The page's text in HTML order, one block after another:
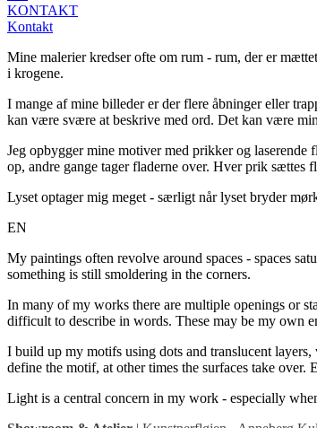
KONTAKT
Kontakt
Mine malerier kredser ofte om rum - rum, der er
i krogene.
I mange af mine billeder er der flere åbninger eller
kan være svære at beskrive med ord. Det kan være
Jeg opbygger mine motiver med prikker og laserende
op, andre gange tager fladerne over. Hver prik sættes
Lyset optager mig meget - særligt når lyset bryder
EN
My paintings often revolve around spaces - spaces
something is still smoldering in the corners.
In many of my works there are multiple openings or
difficult to describe in words. These may be my own
I build up my motifs using dots and translucent layers,
define the motif, at other times the surfaces take
Light is a central concern in my work - especially